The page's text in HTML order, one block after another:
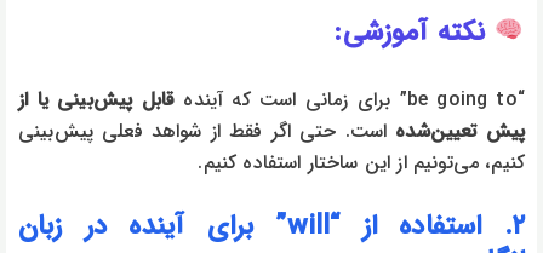
نکته آموزشی:
“be going to” برای زمانی است که آینده
قابل پیش‌بینی یا از
پیش تعیین‌شده است. حتی اگر فقط از شواهد فعلی پیش‌بینی
کنیم، می‌تونیم از این ساختار استفاده کنیم.
۲. استفاده از “will” برای آینده در زبان